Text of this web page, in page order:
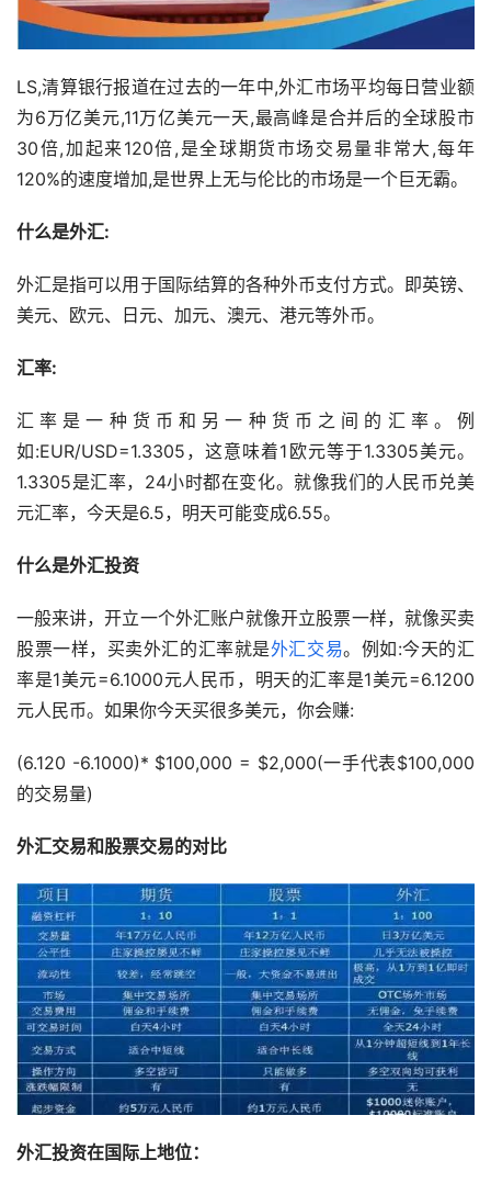
LS,清算银行报道在过去的一年中,外汇市场平均每日营业额
为6万亿美元,11万亿美元一天,最高峰是合并后的全球股市
30倍,加起来120倍,是全球期货市场交易量非常大,每年
120%的速度增加,是世界上无与伦比的市场是一个巨无霸。
什么是外汇:
外汇是指可以用于国际结算的各种外币支付方式。即英镑、
美元、欧元、日元、加元、澳元、港元等外币。
汇率:
汇率是一种货币和另一种货币之间的汇率。例
如:EUR/USD=1.3305，这意味着1欧元等于1.3305美元。
1.3305是汇率，24小时都在变化。就像我们的人民币兑美
元汇率，今天是6.5，明天可能变成6.55。
什么是外汇投资
一般来讲，开立一个外汇账户就像开立股票一样，就像买卖
股票一样，买卖外汇的汇率就是外汇交易。例如:今天的汇
率是1美元=6.1000元人民币，明天的汇率是1美元=6.1200
元人民币。如果你今天买很多美元，你会赚:
(6.120 -6.1000)* $100,000 = $2,000(一手代表$100,000
的交易量)
外汇交易和股票交易的对比
外汇投资在国际上地位：